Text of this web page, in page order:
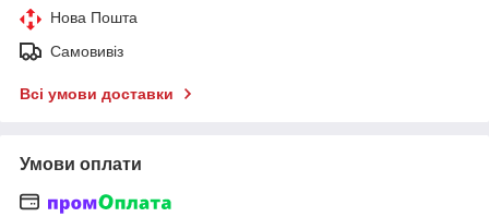
Нова Пошта
Самовивіз
Всі умови доставки
Умови оплати